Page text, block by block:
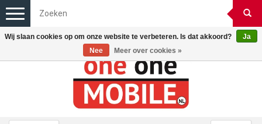
Toggle
navigation
Wij slaan cookies op om onze website te verbeteren. Is dat akkoord?
Ja
Nee
Meer over cookies »